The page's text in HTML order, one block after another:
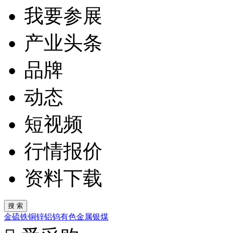
我要参展
产业头条
品牌
动态
短视频
行情报价
资料下载
金硫铁铜锌铝钨有色金属银煤